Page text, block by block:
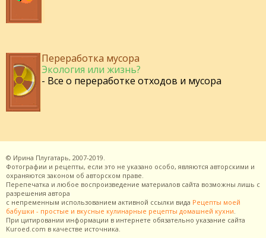
Переработка мусора
Экология или жизнь?
- Все о переработке отходов и мусора
© Ирина Плугатарь, 2007-2019.
Фотографии и рецепты, если это не указано особо, являются авторскими и
охраняются законом об авторском праве.
Перепечатка и любое воспроизведение материалов сайта возможны лишь с
разрешения автора
с непременным использованием активной ссылки вида Рецепты моей
бабушки - простые и вкусные кулинарные рецепты домашней кухни.
При цитировании информации в интернете обязательно указание сайта
Kuroed.com в качестве источника.